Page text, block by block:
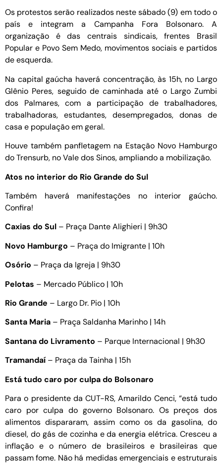
Os protestos serão realizados neste sábado (9) em todo o
país e integram a Campanha Fora Bolsonaro. A
organização é das centrais sindicais, frentes Brasil
Popular e Povo Sem Medo, movimentos sociais e partidos
de esquerda.
Na capital gaúcha haverá concentração, às 15h, no Largo
Glênio Peres, seguido de caminhada até o Largo Zumbi
dos Palmares, com a participação de trabalhadores,
trabalhadoras, estudantes, desempregados, donas de
casa e população em geral.
Houve também panfletagem na Estação Novo Hamburgo
do Trensurb, no Vale dos Sinos, ampliando a mobilização.
Atos no interior do Rio Grande do Sul
Também haverá manifestações no interior gaúcho.
Confira!
Caxias do Sul – Praça Dante Alighieri | 9h30
Novo Hamburgo – Praça do Imigrante | 10h
Osório – Praça da Igreja | 9h30
Pelotas – Mercado Público | 10h
Rio Grande – Largo Dr. Pio | 10h
Santa Maria – Praça Saldanha Marinho | 14h
Santana do Livramento – Parque Internacional | 9h30
Tramandaí – Praça da Tainha | 15h
Está tudo caro por culpa do Bolsonaro
Para o presidente da CUT-RS, Amarildo Cenci, “está tudo
caro por culpa do governo Bolsonaro. Os preços dos
alimentos dispararam, assim como os da gasolina, do
diesel, do gás de cozinha e da energia elétrica. Cresceu a
inflação e o número de brasileiros e brasileiras que
passam fome. Não há medidas emergenciais e estruturais